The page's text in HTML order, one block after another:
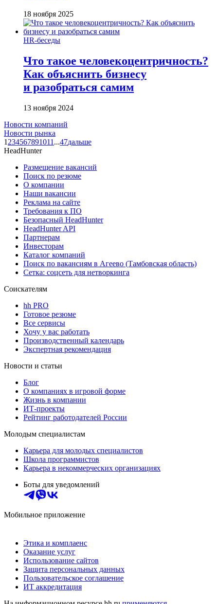
18 ноября 2025
HR-беседы
Что такое человеко­центричность?
Как объяснить бизнесу
и разобраться самим
13 ноября 2024
Новости компаний
Новости рынка
1 234567891011 ...47дальше
HeadHunter
Размещение вакансий
Поиск по резюме
О компании
Наши вакансии
Реклама на сайте
Требования к ПО
Безопасный HeadHunter
HeadHunter API
Партнерам
Инвесторам
Каталог компаний
Поиск по вакансиям в Агеево (Тамбовская область)
Сетка: соцсеть для нетворкинга
Соискателям
hh PRO
Готовое резюме
Все сервисы
Хочу у вас работать
Производственный календарь
Экспертная рекомендация
Новости и статьи
Блог
О компаниях в игровой форме
Жизнь в компании
ИТ-проекты
Рейтинг работодателей России
Молодым специалистам
Карьера для молодых специалистов
Школа программистов
Карьера в некоммерческих организациях
Боты для уведомлений
Мобильное приложение
Этика и комплаенс
Оказание услуг
Использование сайтов
Защита персональных данных
Пользовательское соглашение
ИТ аккредитация